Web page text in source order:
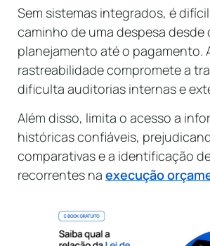
Sem sistemas integrados, é
caminho de uma despesa desde
planejamento até o pagamento.
rastreabilidade compromete a
dificulta auditorias internas e
Além disso, limita o acesso a
históricas confiáveis,
comparativas e a identificação
recorrentes na execução